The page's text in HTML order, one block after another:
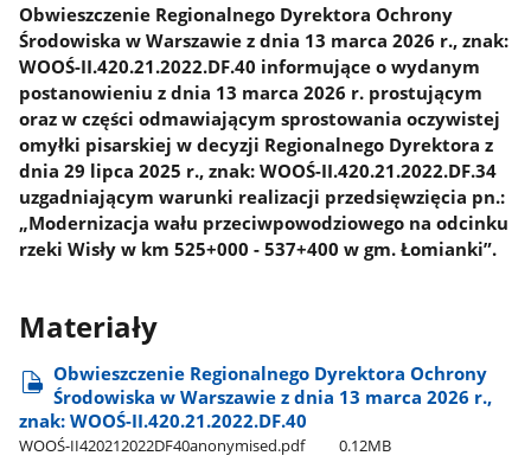
Obwieszczenie Regionalnego Dyrektora Ochrony
Środowiska w Warszawie z dnia 13 marca 2026 r., znak:
WOOŚ-II.420.21.2022.DF.40 informujące o wydanym
postanowieniu z dnia 13 marca 2026 r. prostującym
oraz w części odmawiającym sprostowania oczywistej
omyłki pisarskiej w decyzji Regionalnego Dyrektora z
dnia 29 lipca 2025 r., znak: WOOŚ-II.420.21.2022.DF.34
uzgadniającym warunki realizacji przedsięwzięcia pn.:
„Modernizacja wału przeciwpowodziowego na odcinku
rzeki Wisły w km 525+000 - 537+400 w gm. Łomianki”.
Materiały
Obwieszczenie Regionalnego Dyrektora Ochrony
Środowiska w Warszawie z dnia 13 marca 2026 r.,
znak: WOOŚ-II.420.21.2022.DF.40
WOOŚ-II420212022DF40anonymised.pdf 0.12MB